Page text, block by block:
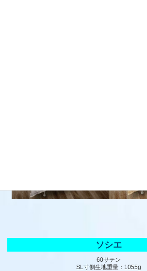
ソシエ
60サテン
SL寸側生地重量：1055g